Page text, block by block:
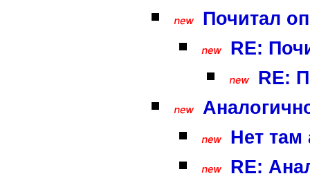
Почитал
RE:
RE:
Нет там
RE: